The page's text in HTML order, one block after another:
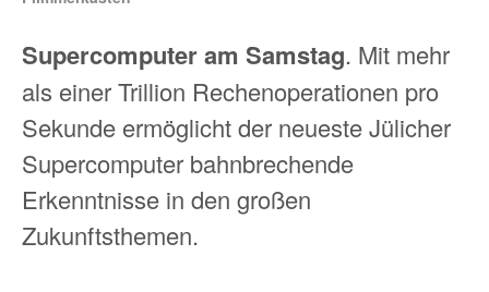
Supercomputer am Samstag. Mit mehr
als einer Trillion Rechenoperationen pro
Sekunde ermöglicht der neueste Jülicher
Supercomputer bahnbrechende
Erkenntnisse in den großen
Zukunftsthemen.